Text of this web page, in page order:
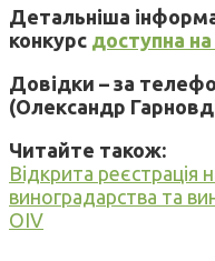
Детальніша
конкурс доступна
Довідки – за
(Олександр
Читайте також:
Відкрита реєстрація
виноградарства та
OIV